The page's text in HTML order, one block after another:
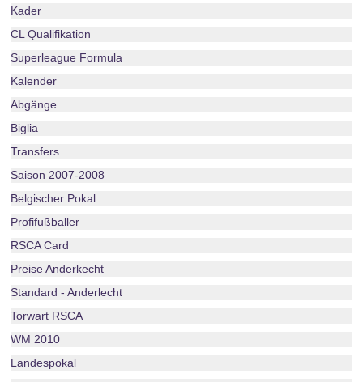
Kader
CL Qualifikation
Superleague Formula
Kalender
Abgänge
Biglia
Transfers
Saison 2007-2008
Belgischer Pokal
Profifußballer
RSCA Card
Preise Anderkecht
Standard - Anderlecht
Torwart RSCA
WM 2010
Landespokal